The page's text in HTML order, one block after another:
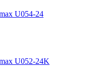
U054-24
U052-24K